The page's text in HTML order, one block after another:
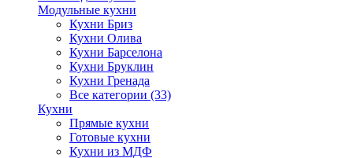
Модульные кухни
Кухни Бриз
Кухни Олива
Кухни Барселона
Кухни Бруклин
Кухни Гренада
Все категории (33)
Кухни
Прямые кухни
Готовые кухни
Кухни из МДФ